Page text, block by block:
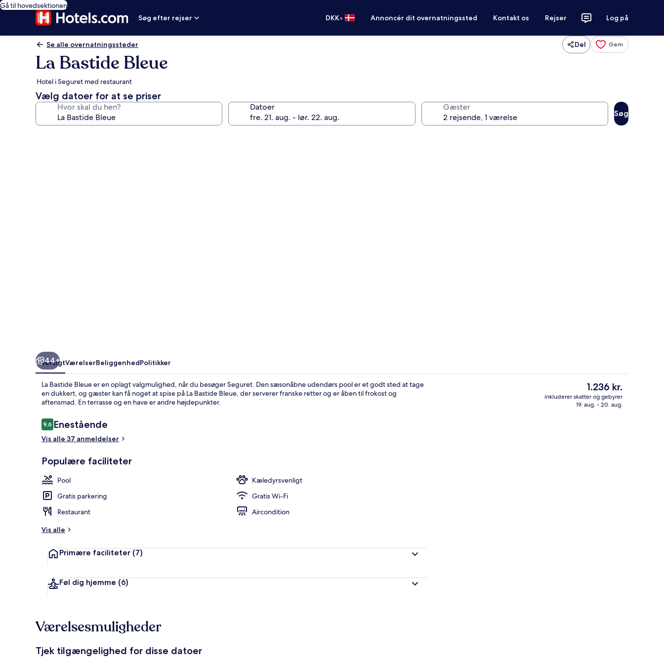
Gå til hovedsektionen
Søg efter rejser
DKK• Annoncér dit overnatningssted Kontakt os Rejser Log på
Se alle overnatningssteder Del Gem
La Bastide Bleue
Hotel i Seguret med restaurant
Vælg datoer for at se priser
Hvor skal du hen? Datoer Gæster
Søg
Værelse til 4 personer |
44+
OversigtVærelserBeliggenhedPolitikker
La Bastide Bleue er en oplagt valgmulighed, når du besøger Seguret. Den sæsonåbne udendørs pool er et godt sted at tage
en dukkert, og gæster kan få noget at spise på La Bastide Bleue, der serverer franske retter og er åben til frokost og
aftensmad. En terrasse og en have er andre højdepunkter.
Anmeldelser
9,69,6 ud af 10.
Enestående
Vis alle 37 anmeldelser
Populære faciliteter
Pool
Kæledyrsvenligt
Gratis parkering
Gratis Wi-Fi
Restaurant
Aircondition
Vis alle
Primære faciliteter (7)
Føl dig hjemme (6)
Den
nuværende
pris
1.236 kr.
inkluderer skatter og gebyrer
19. aug. - 20. aug.
Værelsesmuligheder
Tjek tilgængelighed for disse datoer